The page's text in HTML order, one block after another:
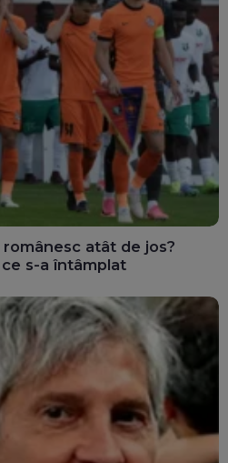
atât de jos?
s-a întâmplat